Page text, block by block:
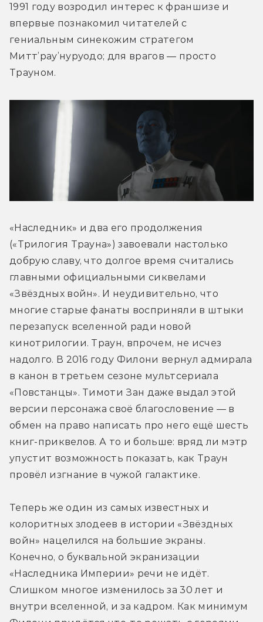
1991 году возродил интерес к франшизе и
впервые познакомил читателей с
гениальным синекожим стратегом
Митт’рау’нуруодо; для врагов — просто
Трауном.
«Наследник» и два его продолжения
(«Трилогия Трауна») завоевали настолько
добрую славу, что долгое время считались
главными официальными сиквелами
«Звёздных войн». И неудивительно, что
многие старые фанаты восприняли в штыки
перезапуск вселенной ради новой
кинотрилогии. Траун, впрочем, не исчез
надолго. В 2016 году Филони вернул адмирала
в канон в третьем сезоне мультсериала
«Повстанцы». Тимоти Зан даже выдал этой
версии персонажа своё благословение — в
обмен на право написать про него ещё шесть
книг-приквелов. А то и больше: вряд ли мэтр
упустит возможность показать, как Траун
провёл изгнание в чужой галактике.
Теперь же один из самых известных и
колоритных злодеев в истории «Звёздных
войн» нацелился на большие экраны.
Конечно, о буквальной экранизации
«Наследника Империи» речи не идёт.
Слишком многое изменилось за 30 лет и
внутри вселенной, и за кадром. Как минимум